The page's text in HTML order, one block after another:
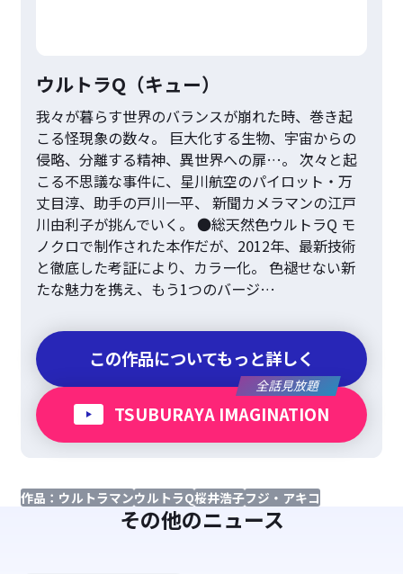
ウルトラQ（キュー）
我々が暮らす世界のバランスが崩れた時、巻き起
こる怪現象の数々。 巨大化する生物、宇宙からの
侵略、分離する精神、異世界への扉…。 次々と起
こる不思議な事件に、星川航空のパイロット・万
丈目淳、助手の戸川一平、 新聞カメラマンの江戸
川由利子が挑んでいく。 ●総天然色ウルトラQ モ
ノクロで制作された本作だが、2012年、最新技術
と徹底した考証により、カラー化。 色褪せない新
たな魅力を携え、もう1つのバージ…
この作品についてもっと詳しく
全話見放題
TSUBURAYA IMAGINATION
作品：ウルトラマンウルトラQ桜井浩子フジ・アキコ
その他のニュース